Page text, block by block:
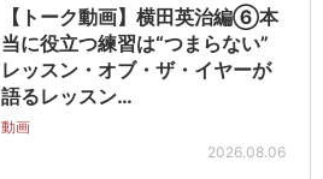
【トーク動画】横田英治編⑥本
当に役立つ練習は“つまらない”
レッスン・オブ・ザ・イヤーが
語るレッスン…
動画
2026.08.06